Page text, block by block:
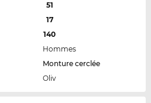
51
17
140
Hommes
Monture cerclée
Oliv